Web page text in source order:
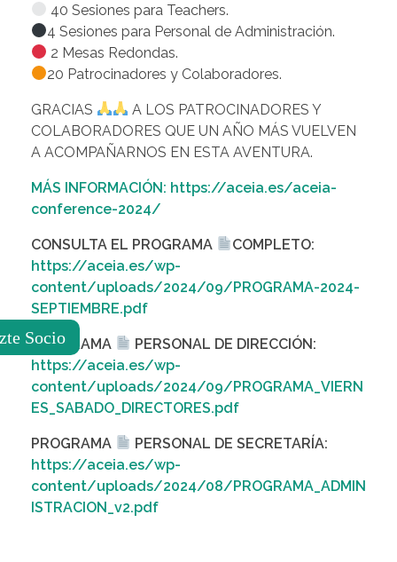
40 Sesiones para Teachers.
4 Sesiones para Personal de Administración.
2 Mesas Redondas.
20 Patrocinadores y Colaboradores.
GRACIAS
A LOS PATROCINADORES Y
COLABORADORES QUE UN AÑO MÁS VUELVEN
A ACOMPAÑARNOS EN ESTA AVENTURA.
MÁS INFORMACIÓN: https://aceia.es/aceia-
conference-2024/
CONSULTA EL PROGRAMA
COMPLETO:
https://aceia.es/wp-
content/uploads/2024/09/PROGRAMA-2024-
SEPTIEMBRE.pdf
PROGRAMA
PERSONAL DE DIRECCIÓN:
https://aceia.es/wp-
content/uploads/2024/09/PROGRAMA_VIERN
ES_SABADO_DIRECTORES.pdf
PROGRAMA
PERSONAL DE SECRETARÍA:
https://aceia.es/wp-
content/uploads/2024/08/PROGRAMA_ADMIN
ISTRACION_v2.pdf
Socio